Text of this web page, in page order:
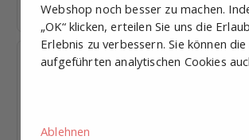
Lieferzeit: 1-2 Tage
Kunststoff Fußbasis mit
Webshop noch besser zu machen.
„OK“ klicken, erteilen Sie uns die
Erlebnis zu verbessern. Sie können
aufgeführten analytischen Cookies
Ablehnen